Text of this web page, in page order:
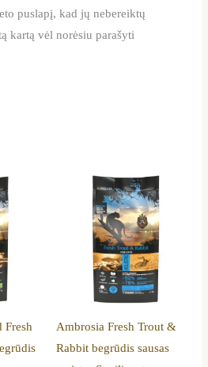
puslapį, kad jų nebereiktų
kartą vėl norėsiu parašyti
Fresh
€
€
Ambrosia Fresh Trout &
Rabbit begrūdis sausas
Price
range:
13,79 €
through
37,89 €
This
product
has
multiple
variants.
The
may
be